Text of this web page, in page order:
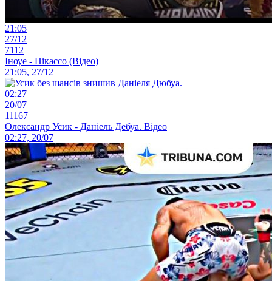
21:05
27/12
7112
Іноуе - Пікассо (Відео)
21:05, 27/12
02:27
20/07
11167
Олександр Усик - Даніель Дебуа. Відео
02:27, 20/07